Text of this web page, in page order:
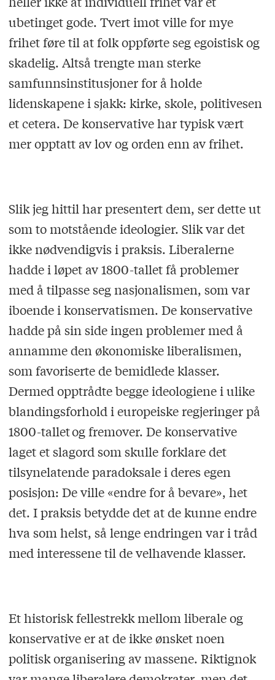
ubetinget gode. Tvert imot ville for mye
frihet føre til at folk oppførte seg egoistisk og
skadelig. Altså trengte man sterke
samfunnsinstitusjoner for å holde
lidenskapene i sjakk: kirke, skole, politivesen
et cetera. De konservative har typisk vært
mer opptatt av lov og orden enn av frihet.
Slik jeg hittil har presentert dem, ser dette ut
som to motstående ideologier. Slik var det
ikke nødvendigvis i praksis. Liberalerne
hadde i løpet av 1800-tallet få problemer
med å tilpasse seg nasjonalismen, som var
iboende i konservatismen. De konservative
hadde på sin side ingen problemer med å
annamme den økonomiske liberalismen,
som favoriserte de bemidlede klasser.
Dermed opptrådte begge ideologiene i ulike
blandingsforhold i europeiske regjeringer på
1800-tallet og fremover. De konservative
laget et slagord som skulle forklare det
tilsynelatende paradoksale i deres egen
posisjon: De ville «endre for å bevare», het
det. I praksis betydde det at de kunne endre
hva som helst, så lenge endringen var i tråd
med interessene til de velhavende klasser.
Et historisk fellestrekk mellom liberale og
konservative er at de ikke ønsket noen
politisk organisering av massene. Riktignok